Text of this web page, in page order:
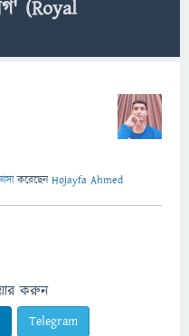
(Royal
করেছেনHojayfa Ahmed
করুন
Telegram